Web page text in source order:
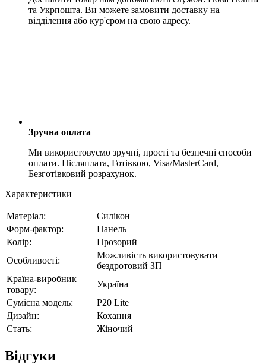
та Укрпошта. Ви можете замовити доставку на
відділення або кур'єром на свою адресу.
Зручна оплата
Ми використовуємо зручні, прості та безпечні способи
оплати. Післяплата, Готівкою, Visa/MasterCard,
Безготівковий розрахунок.
Характеристики
Матеріал:
Силікон
Форм-фактор:
Панель
Колір:
Прозорий
Особливості:
Можливість використовувати
бездротовий ЗП
Країна-виробник
товару:
Україна
Сумісна модель:
P20 Lite
Дизайн:
Кохання
Стать:
Жіночий
Відгуки